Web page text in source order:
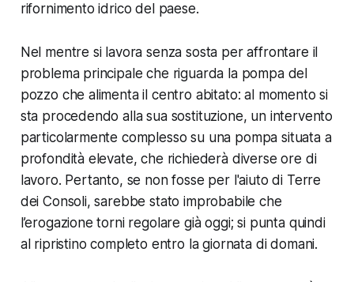
rifornimento idrico del paese.
Nel mentre si lavora senza sosta per affrontare il
problema principale che riguarda la pompa del
pozzo che alimenta il centro abitato: al momento si
sta procedendo alla sua sostituzione, un intervento
particolarmente complesso su una pompa situata a
profondità elevate, che richiederà diverse ore di
lavoro. Pertanto, se non fosse per l'aiuto di Terre
dei Consoli, sarebbe stato improbabile che
l’erogazione torni regolare già oggi; si punta quindi
al ripristino completo entro la giornata di domani.